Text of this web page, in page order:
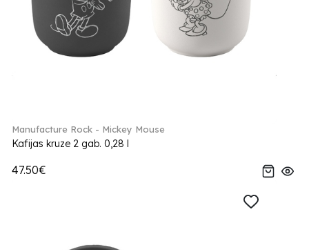
Manufacture Rock - Mickey Mouse
Kafijas kruze 2 gab. 0,28 l
47.50€